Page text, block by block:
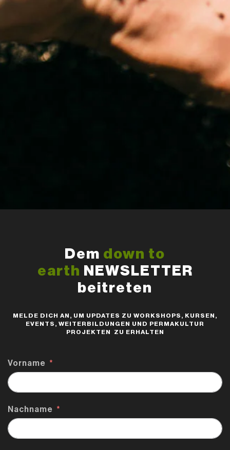
Dem down to
earth NEWSLETTER
beitreten
MELDE DICH AN, UM UPDATES ZU WORKSHOPS, KURSEN,
EVENTS, WEITERBILDUNGEN UND PERMAKULTUR
PROJEKTEN ZU ERHALTEN
Vorname
Nachname